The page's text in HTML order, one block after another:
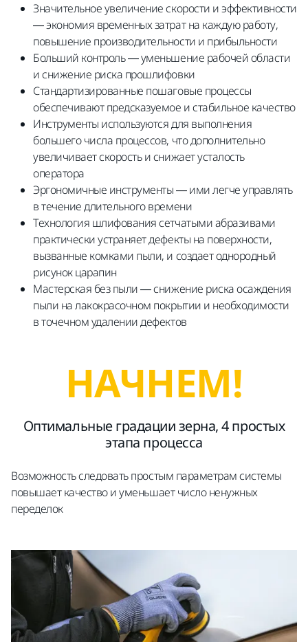
Значительное увеличение скорости и эффективности
— экономия временных затрат на каждую работу,
повышение производительности и прибыльности
Больший контроль — уменьшение рабочей области
и снижение риска прошлифовки
Стандартизированные пошаговые процессы
обеспечивают предсказуемое и стабильное качество
Инструменты используются для выполнения
большего числа процессов, что дополнительно
увеличивает скорость и снижает усталость
оператора
Эргономичные инструменты — ими легче управлять
в течение длительного времени
Технология шлифования сетчатыми абразивами
практически устраняет дефекты на поверхности,
вызванные комками пыли, и создает однородный
рисунок царапин
Мастерская без пыли — снижение риска осаждения
пыли на лакокрасочном покрытии и необходимости
в точечном удалении дефектов
НАЧНЕМ!
Оптимальные градации зерна, 4 простых
этапа процесса
Возможность следовать простым параметрам системы
повышает качество и уменьшает число ненужных
переделок